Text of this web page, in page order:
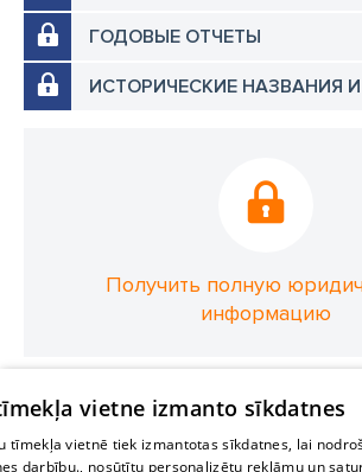
ГОДОВЫЕ ОТЧЕТЫ
ИСТОРИЧЕСКИЕ НАЗВАНИЯ
Получить полную
информацию
vietne izmanto sīkdatnes
tīmekļa vietnē tiek izmantotas sīkdatnes, lai
darbību., nosūtītu personalizētu reklāmu un